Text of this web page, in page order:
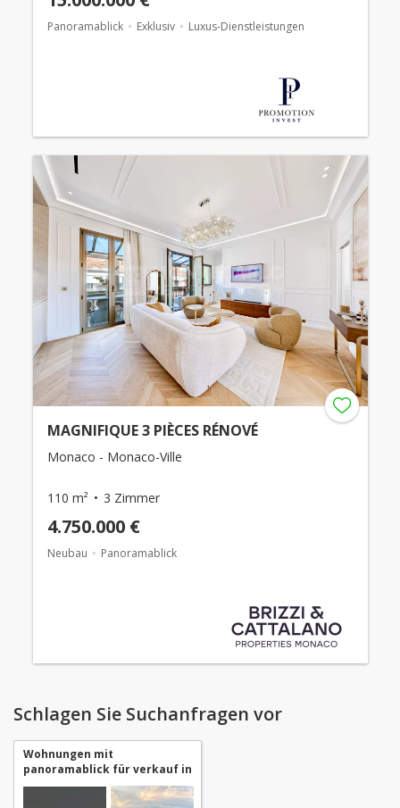
Panoramablick Exklusiv Luxus-Dienstleistungen
MAGNIFIQUE 3 PIÈCES RÉNOVÉ
Monaco - Monaco-Ville
110 m² 3 Zimmer
4.750.000 €
Neubau Panoramablick
Schlagen Sie Suchanfragen vor
Wohnungen mit
panoramablick für verkauf in
Monaco Monaco-Ville